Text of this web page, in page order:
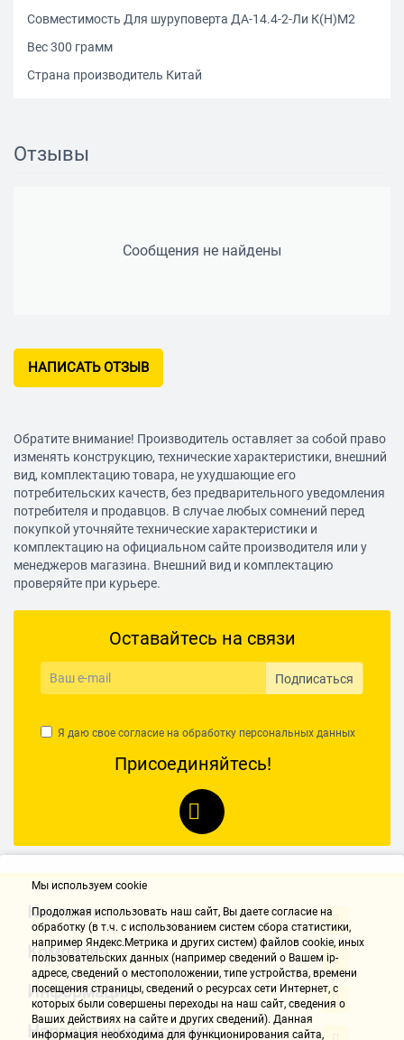
Совместимость Для шу­ру­по­вер­та ДА-14.4-2-Ли К(Н)М2
Вес 300 грамм
Страна производитель Китай
Отзывы
Сообщения не найдены
НАПИСАТЬ ОТЗЫВ
Обратите внимание! Производитель оставляет за собой право
изменять конструкцию, технические характеристики, внешний
вид, комплектацию товара, не ухудшающие его
потребительских качеств, без предварительного уведомления
потребителя и продавцов. В случае любых сомнений перед
покупкой уточняйте технические характеристики и
комплектацию на официальном сайте производителя или у
менеджеров магазина. Внешний вид и комплектацию
проверяйте при курьере.
Оставайтесь на связи
Подписаться
Я даю свое согласие на обработку персональных данных
Присоединяйтесь!
Контакты
Компания
Информация
Направления доставки
Мы используем cookie
Продолжая использовать наш cайт, Вы даете согласие на
обработку (в т.ч. с использованием систем сбора статистики,
например Яндекс.Метрика и других систем) файлов cookie, иных
пользовательских данных (например сведений о Вашем ip-
адресе, сведений о местоположении, типе устройства, времени
посещения страницы, сведений о ресурсах сети Интернет, с
которых были совершены переходы на наш сайт, сведения о
Ваших действиях на сайте и других сведений). Данная
информация необходима для функционирования сайта,